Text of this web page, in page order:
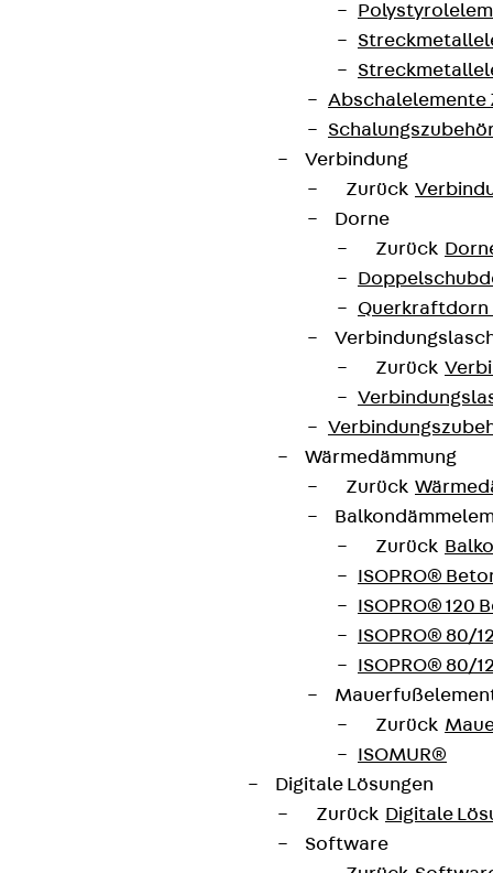
Abschalelemente
Verbindung
Zurück
Dorne
Zurück
Querkraftdorn
Zurück
Wärmedämmung
Zurück
Zurück
ISOPRO®
ISOPRO® 120
ISOPRO® 80/
ISOPRO® 80/
Zurück
ISOMUR®
Digitale Lösungen
Zurück Digitale
Software